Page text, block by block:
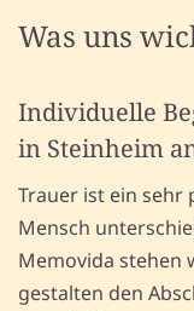
Was uns
Individuelle
in Steinheim
Trauer ist ein sehr
Mensch
Memovida stehen
gestalten den